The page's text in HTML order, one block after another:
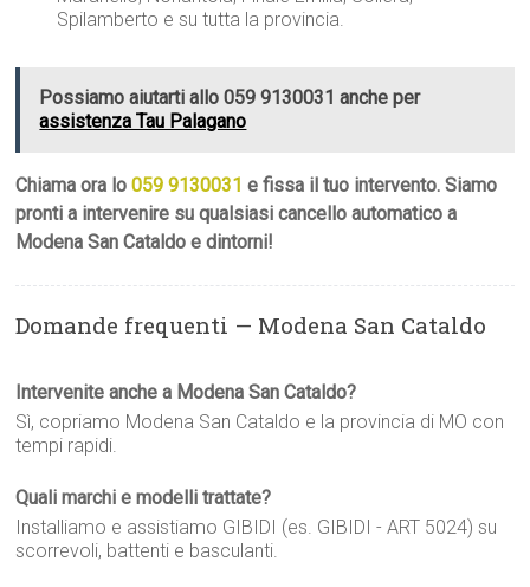
Spilamberto e su tutta la provincia.
Possiamo aiutarti allo 059 9130031 anche per
assistenza Tau Palagano
Chiama ora lo059 9130031 e fissa il tuo intervento. Siamo
pronti a intervenire su qualsiasi cancello automatico a
Modena San Cataldo e dintorni!
Domande frequenti — Modena San Cataldo
Intervenite anche a Modena San Cataldo?
Sì, copriamo Modena San Cataldo e la provincia di MO con
tempi rapidi.
Quali marchi e modelli trattate?
Installiamo e assistiamo GIBIDI (es. GIBIDI - ART 5024) su
scorrevoli, battenti e basculanti.